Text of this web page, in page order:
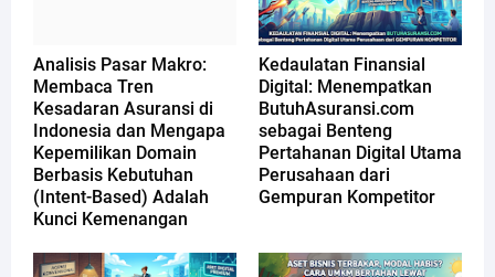
Analisis Pasar Makro:
Membaca Tren
Kesadaran Asuransi di
Indonesia dan Mengapa
Kepemilikan Domain
Berbasis Kebutuhan
(Intent-Based) Adalah
Kunci Kemenangan
Kedaulatan Finansial
Digital: Menempatkan
ButuhAsuransi.com
sebagai Benteng
Pertahanan Digital Utama
Perusahaan dari
Gempuran Kompetitor